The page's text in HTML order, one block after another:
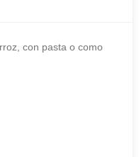
con pasta o como